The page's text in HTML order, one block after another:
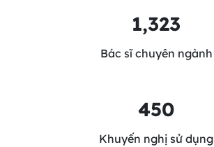
1,323
Bác sĩ chuyên ngành
450
Khuyến nghị sử dụng